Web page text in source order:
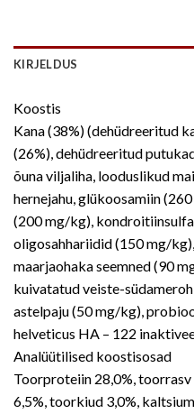
KIRJELDUS
Koostis
Kana (38%) (dehüdreeritud
(26%), dehüdreeritud
õuna viljaliha, looduslikud
hernejahu, glükoosamiin
(200 mg/kg),
oligosahhariidid (150 mg/
maarjaohaka seemned (90
kuivatatud veiste-
astelpaju (50 mg/kg),
helveticus HA – 122
Analüütilised koostisosad
Toorproteiin 28,0%,
6,5%, toorkiud 3,0%,